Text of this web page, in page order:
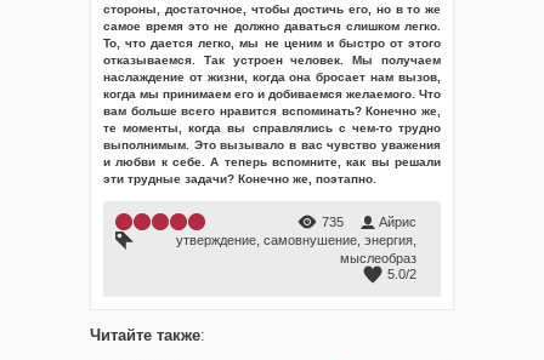
стороны, достаточное, чтобы достичь его, но в то же
самое время это не должно даваться слишком легко.
То, что дается легко, мы не ценим и быстро от этого
отказываемся. Так устроен человек. Мы получаем
наслаждение от жизни, когда она бросает нам вызов,
когда мы принимаем его и добиваемся желаемого. Что
вам больше всего нравится вспоминать? Конечно же,
те моменты, когда вы справлялись с чем-то трудно
выполнимым. Это вызывало в вас чувство уважения
и любви к себе. А теперь вспомните, как вы решали
эти трудные задачи? Конечно же, поэтапно.
735
Айрис
утверждение самовнушение энергия
мыслеобраз
5.0/2
Читайте также: